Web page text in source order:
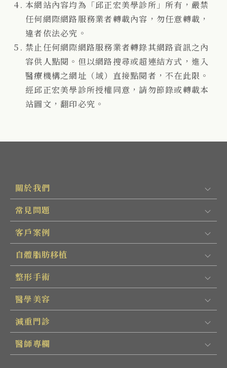
本網站內容均為「邱正宏美學診所」所有，嚴禁
任何網際網路服務業者轉載內容，勿任意轉載，
違者依法必究。
禁止任何網際網路服務業者轉錄其網路資訊之內
容供人點閱。但以網路搜尋或超連結方式，進入
醫療機構之網址（域）直接點閱者，不在此限。
經邱正宏美學診所授權同意，請勿節錄或轉載本
站圖文，翻印必究。
關於我們
常見問題
客戶案例
自體脂肪移植
整形手術
醫學美容
減重門診
醫師專欄